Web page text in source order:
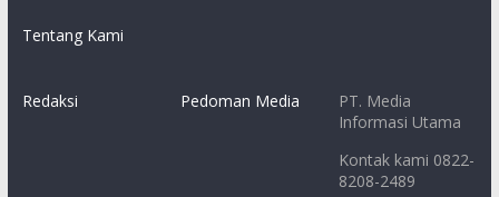
Tentang Kami
Redaksi Pedoman Media
PT. Media
Informasi Utama
Kontak kami 0822-
8208-2489